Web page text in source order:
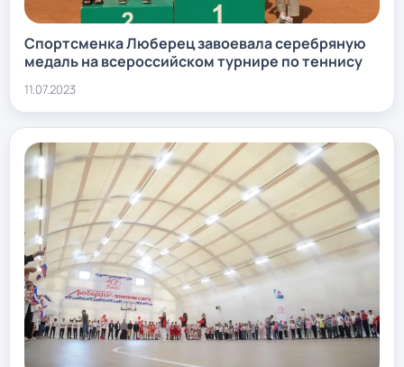
Спортсменка Люберец завоевала серебряную
медаль на всероссийском турнире по теннису
11.07.2023